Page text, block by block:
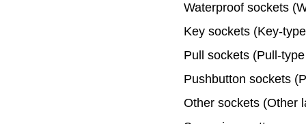
Waterproof sockets
Key sockets (Key-
Pull sockets (Pull-
Pushbutton sockets
Other sockets (Other